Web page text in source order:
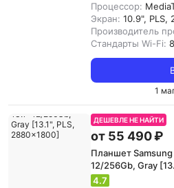
Процессор:
Экран: 10.9", PLS,
Производитель
Стандарты Wi-Fi:
1
ДЕШЕВЛЕ НЕ НАЙТИ
от 55 490 ₽
Планшет Samsung
12/256Gb, Gray
4.7